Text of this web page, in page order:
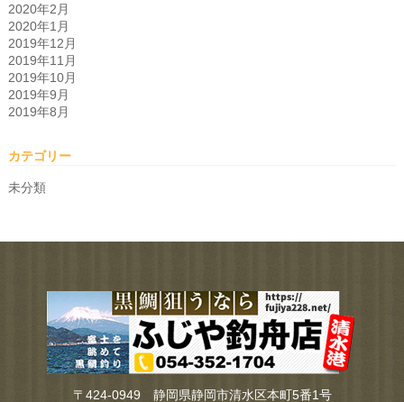
2020年2月
2020年1月
2019年12月
2019年11月
2019年10月
2019年9月
2019年8月
カテゴリー
未分類
〒424-0949 静岡県静岡市清水区本町5番1号